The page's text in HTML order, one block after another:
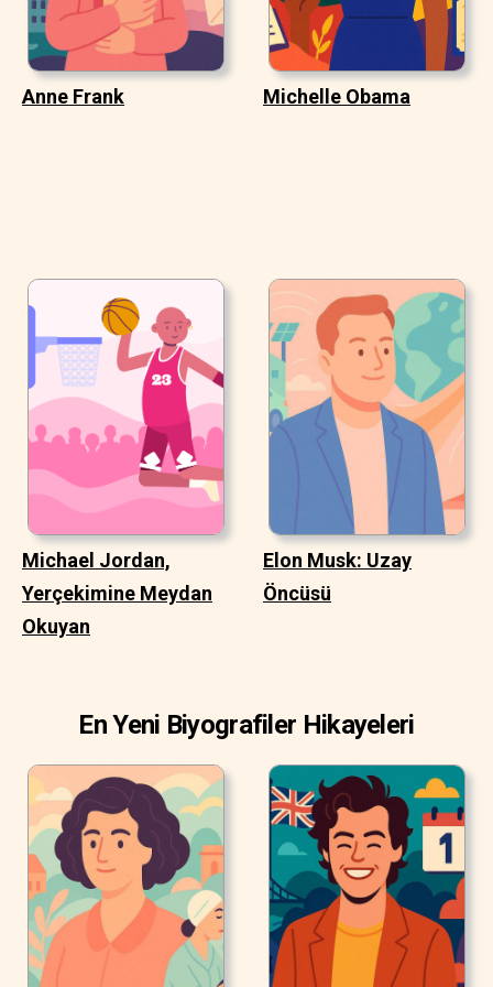
Anne Frank Michelle Obama
Michael Jordan,
Yerçekimine Meydan
Okuyan
Elon Musk: Uzay
Öncüsü
En Yeni Biyografiler Hikayeleri